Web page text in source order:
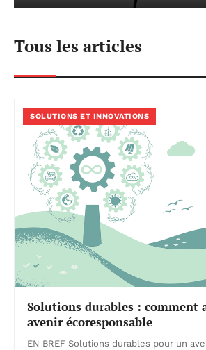
Tous les articles
SOLUTIONS ET INNOVATIONS
Solutions durables : comment
avenir écoresponsable
EN BREF Solutions durables pour un